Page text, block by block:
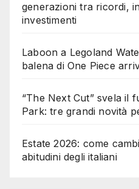
generazioni tra ricordi,
investimenti
Laboon a Legoland
balena di One Piece
“The Next Cut” svela il
Park: tre grandi novità
Estate 2026: come
abitudini degli italiani